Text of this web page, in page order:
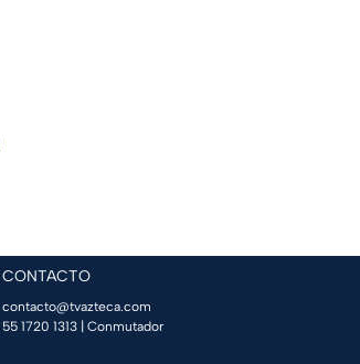
CONTACTO
contacto@tvazteca.com
55 1720 1313 | Conmutador